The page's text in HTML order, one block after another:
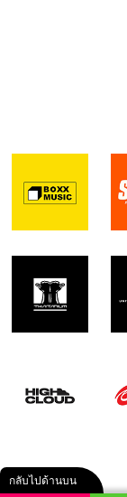
กลับไปด้านบน